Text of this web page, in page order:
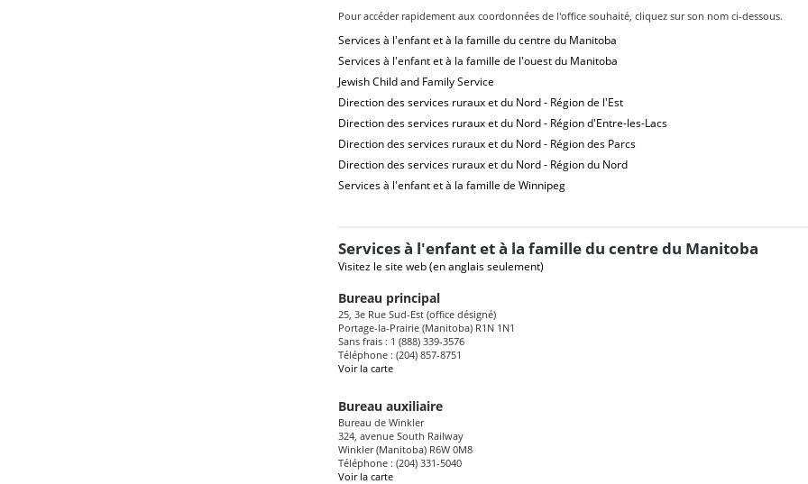
Pour accéder rapidement aux coordonnées de l'office souhaité, cliquez sur son nom ci-dessous.
Services à l'enfant et à la famille du centre du Manitoba
Services à l'enfant et à la famille de l'ouest du Manitoba
Jewish Child and Family Service
Direction des services ruraux et du Nord - Région de l'Est
Direction des services ruraux et du Nord - Région d'Entre-les-Lacs
Direction des services ruraux et du Nord - Région des Parcs
Direction des services ruraux et du Nord - Région du Nord
Services à l'enfant et à la famille de Winnipeg
Services à l'enfant et à la famille du centre du Manitoba
Visitez le site web(en anglais seulement)
Bureau principal
25, 3e Rue Sud-Est (office désigné)
Portage-la-Prairie (Manitoba) R1N 1N1
Sans frais : 1 (888) 339-3576
Téléphone : (204) 857-8751
Voir la carte
Bureau auxiliaire
Bureau de Winkler
324, avenue South Railway
Winkler (Manitoba) R6W 0M8
Téléphone : (204) 331-5040
Voir la carte